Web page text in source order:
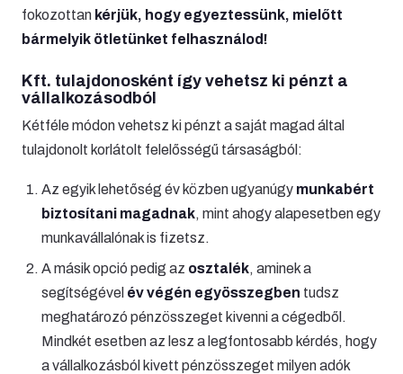
fokozottan kérjük, hogy egyeztessünk, mielőtt
bármelyik ötletünket felhasználod!
Kft. tulajdonosként így vehetsz ki pénzt a
vállalkozásodból
Kétféle módon vehetsz ki pénzt a saját magad által
tulajdonolt korlátolt felelősségű társaságból:
Az egyik lehetőség év közben ugyanúgy munkabért
biztosítani magadnak, mint ahogy alapesetben egy
munkavállalónak is fizetsz.
A másik opció pedig az osztalék, aminek a
segítségével év végén egyösszegben tudsz
meghatározó pénzösszeget kivenni a cégedből.
Mindkét esetben az lesz a legfontosabb kérdés, hogy
a vállalkozásból kivett pénzösszeget milyen adók